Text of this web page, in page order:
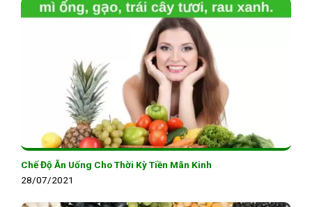
Chế Độ Ăn Uống Cho Thời Kỳ Tiền Mãn Kinh
28/07/2021